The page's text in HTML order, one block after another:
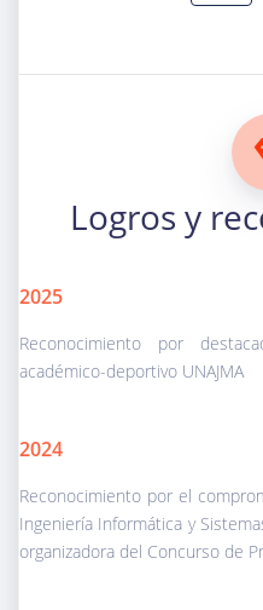
Logros y
2025
Reconocimiento por
académico-deportivo UNAJMA
2024
Reconocimiento por el
Ingeniería Informática y
organizadora del Concurso de